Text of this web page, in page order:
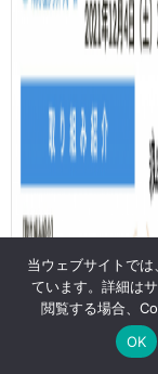
当ウェブサイトで
ています。詳細は
閲覧する場合、
OK